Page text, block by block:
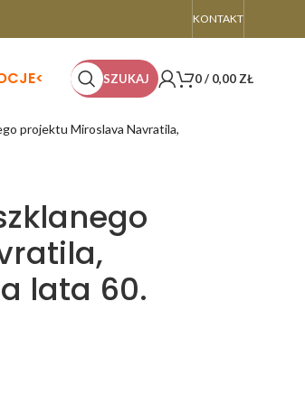
KONTAKT
SZUKAJ 0/ 0,00 ZŁ
projektu Miroslava Navratila,
lata 60.